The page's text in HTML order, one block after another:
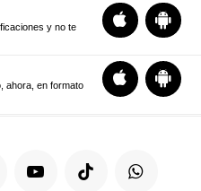
y no te
ahora, en formato